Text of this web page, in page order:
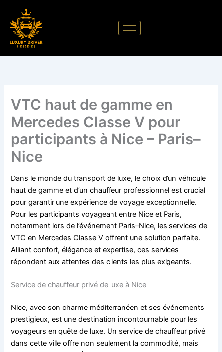
contenu
VTC haut de gamme en
Mercedes Classe V pour
participants à Nice – Paris–
Nice
Dans le monde du transport de luxe, le choix d’un véhicule
haut de gamme et d’un chauffeur professionnel est crucial
pour garantir une expérience de voyage exceptionnelle.
Pour les participants voyageant entre Nice et Paris,
notamment lors de l’événement Paris–Nice, les services de
VTC en Mercedes Classe V offrent une solution parfaite.
Alliant confort, élégance et expertise, ces services
répondent aux attentes des clients les plus exigeants.
Service de chauffeur privé de luxe à Nice
Nice, avec son charme méditerranéen et ses événements
prestigieux, est une destination incontournable pour les
voyageurs en quête de luxe. Un service de chauffeur privé
dans cette ville offre non seulement la commodité, mais